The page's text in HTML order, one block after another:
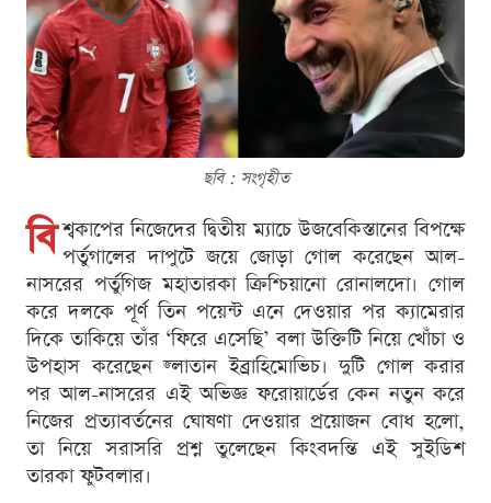
ছবি : সংগৃহীত
বি শ্বকাপের নিজেদের দ্বিতীয় ম্যাচে উজবেকিস্তানের বিপক্ষে
পর্তুগালের দাপুটে জয়ে জোড়া গোল করেছেন আল-
নাসরের পর্তুগিজ মহাতারকা ক্রিশ্চিয়ানো রোনালদো। গোল
করে দলকে পূর্ণ তিন পয়েন্ট এনে দেওয়ার পর ক্যামেরার
দিকে তাকিয়ে তাঁর ‘ফিরে এসেছি’ বলা উক্তিটি নিয়ে খোঁচা ও
উপহাস করেছেন জ্লাতান ইব্রাহিমোভিচ। দুটি গোল করার
পর আল-নাসরের এই অভিজ্ঞ ফরোয়ার্ডের কেন নতুন করে
নিজের প্রত্যাবর্তনের ঘোষণা দেওয়ার প্রয়োজন বোধ হলো,
তা নিয়ে সরাসরি প্রশ্ন তুলেছেন কিংবদন্তি এই সুইডিশ
তারকা ফুটবলার।